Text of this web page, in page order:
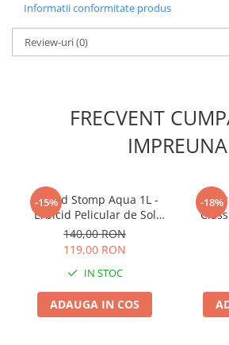
Pila motofierastrau / drujba
Plantator
Pompa de apa curata/murdara
Spray si intretinere
Vinificatie
Acumulatori si Incarcatoare
Informatii conformitate produs
Review-uri(0)
FRECVENT
IMPREUNA
-15%
Erbicid Stomp Aqua 1L -
Erbicid Pelicular de Sol
pentru Legume, Cartof si
Livezi
140,00 RON
119,00 RON
IN STOC
ADAUGA IN COS
-18%